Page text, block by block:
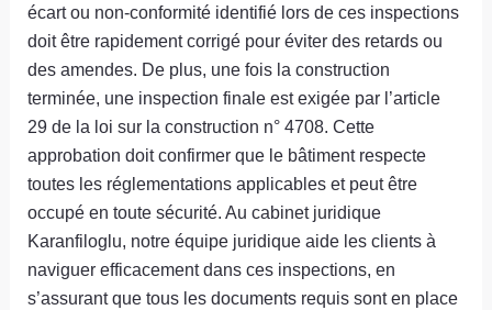
écart ou non-conformité identifié lors de ces inspections
doit être rapidement corrigé pour éviter des retards ou
des amendes. De plus, une fois la construction
terminée, une inspection finale est exigée par l’article
29 de la loi sur la construction n° 4708. Cette
approbation doit confirmer que le bâtiment respecte
toutes les réglementations applicables et peut être
occupé en toute sécurité. Au cabinet juridique
Karanfiloglu, notre équipe juridique aide les clients à
naviguer efficacement dans ces inspections, en
s’assurant que tous les documents requis sont en place